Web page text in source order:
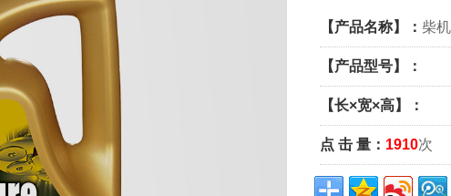
【产品名称】： 柴
【产品型号】：
【长×宽×高】：
点 击 量： 1910次